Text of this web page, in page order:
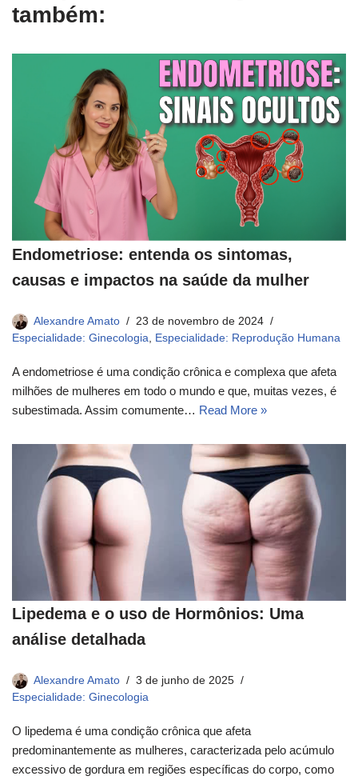
também:
Endometriose: entenda os sintomas,
causas e impactos na saúde da mulher
Alexandre Amato
23 de novembro de 2024
Especialidade: Ginecologia, Especialidade: Reprodução Humana
A endometriose é uma condição crônica e complexa que afeta
milhões de mulheres em todo o mundo e que, muitas vezes, é
subestimada. Assim comumente… Read More »
Lipedema e o uso de Hormônios: Uma
análise detalhada
Alexandre Amato
3 de junho de 2025
Especialidade: Ginecologia
O lipedema é uma condição crônica que afeta
predominantemente as mulheres, caracterizada pelo acúmulo
excessivo de gordura em regiões específicas do corpo, como